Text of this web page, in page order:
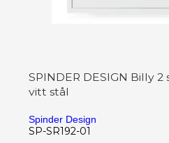
SPINDER DESIGN Billy
vitt stål
Spinder Design
SP-SR192-01